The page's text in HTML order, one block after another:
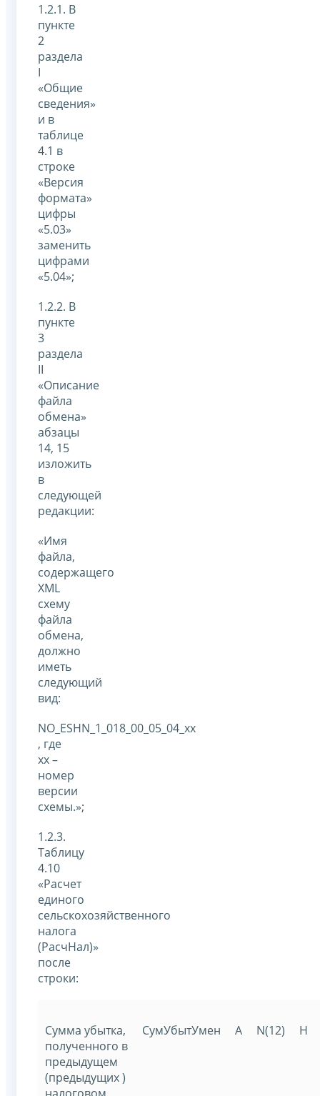
1.2.1. В
пункте
2
раздела
I
«Общие
сведения»
и в
таблице
4.1 в
строке
«Версия
формата»
цифры
«5.03»
заменить
цифрами
«5.04»;
1.2.2. В
пункте
3
раздела
II
«Описание
файла
обмена»
абзацы
14, 15
изложить
в
следующей
редакции:
«Имя
файла,
содержащего
XML
схему
файла
обмена,
должно
иметь
следующий
вид:
NO_ESHN_1_018_00_05_04_xx
, где
хх –
номер
версии
схемы.»;
1.2.3.
Таблицу
4.10
«Расчет
единого
сельскохозяйственного
налога
(РасчНал)»
после
строки:
Сумма убытка,
полученного в
предыдущем
(предыдущих )
налоговом
СумУбытУмен A N(12) Н